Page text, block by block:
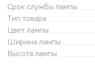
Срок службы лампы
Тип товара
Цвет лампы
Ширина лампы
Высота лампы